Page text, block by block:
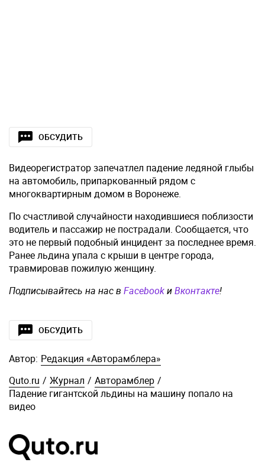
ОБСУДИТЬ
Видеорегистратор запечатлел падение ледяной глыбы
на автомобиль, припаркованный рядом с
многоквартирным домом в Воронеже.
По счастливой случайности находившиеся поблизости
водитель и пассажир не пострадали. Сообщается, что
это не первый подобный инцидент за последнее время.
Ранее льдина упала с крыши в центре города,
травмировав пожилую женщину.
Подписывайтесь на нас в FacebookиВконтакте!
ОБСУДИТЬ
Автор: Редакция «Авторамблера»
Quto.ru / Журнал / Авторамблер /
Падение гигантской льдины на машину попало на
видео